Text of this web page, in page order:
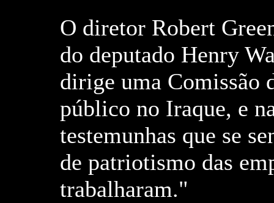
O diretor Robert
do deputado Henry
dirige uma Comissão
público no Iraque, e
testemunhas que se
de patriotismo das
trabalharam."